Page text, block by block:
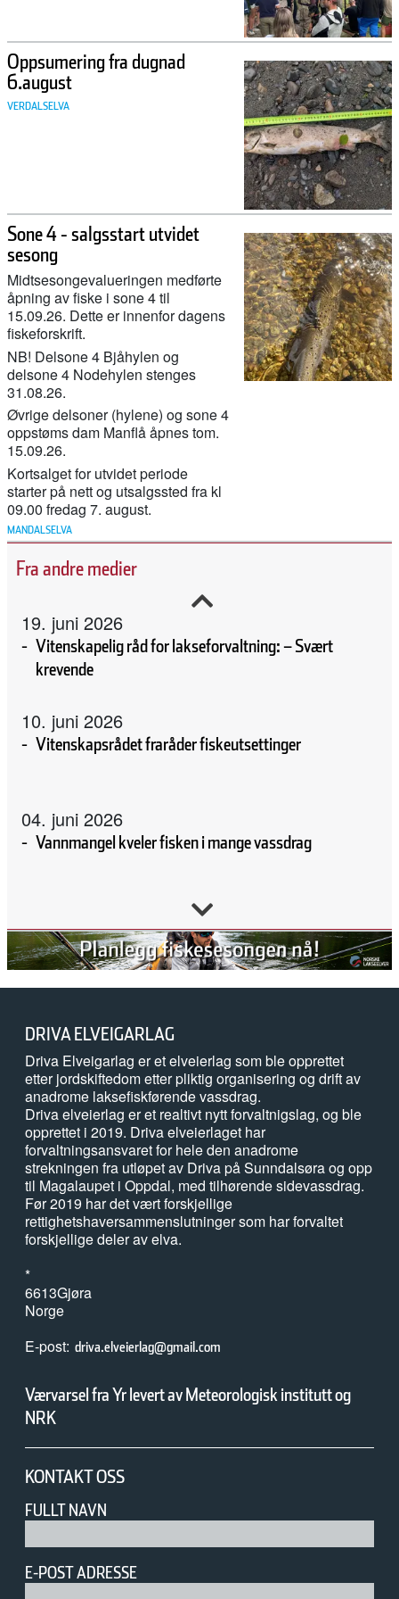
Oppsumering fra dugnad
6.august
VERDALSELVA
Sone 4 - salgsstart utvidet
sesong
Midtsesongevalueringen medførte
åpning av fiske i sone 4 til
15.09.26. Dette er innenfor dagens
fiskeforskrift.
NB! Delsone 4 Bjåhylen og
delsone 4 Nodehylen stenges
31.08.26.
Øvrige delsoner (hylene) og sone 4
oppstøms dam Manflå åpnes tom.
15.09.26.
Kortsalget for utvidet periode
starter på nett og utsalgssted fra kl
09.00 fredag 7. august.
MANDALSELVA
Fra andre medier
27. februar 2026
Her ser du hvor mye laks og sjøørret det er i elvene våre
11. februar 2026
Nu starter genskabelsen af Gudenåen ved
Vestbirksøerne
11. februar 2026
Canada stengde 47 lakseoppdrett – då kom villaksen
tilbake
19. juni 2026
Vitenskapelig råd for lakseforvaltning: – Svært
krevende
10. juni 2026
Vitenskapsrådet fraråder fiskeutsettinger
04. juni 2026
Vannmangel kveler fisken i mange vassdrag
Forskning, kunnskap, handling
Tanaelva: Nesten all laks dør før de kommer ut av elva
20. mai 2026
Naturvernforbundet i Stjørdal og Meråker arrangerer
naturgledetur på Hellstranda
07. mai 2026
Årets overvåking av lakselus er i gang
07. mai 2026
06. mai 2026
Norwegian fish farms polluting fjords with waste
likened to ‘raw sewage of millions of people’
04. mai 2026
fjor
DRIVA ELVEIGARLAG
Driva Elveigarlag er et elveierlag som ble opprettet
etter jordskiftedom etter pliktig organisering og drift av
anadrome laksefiskførende vassdrag.
Driva elveierlag er et realtivt nytt forvaltnigslag, og ble
opprettet i 2019. Driva elveierlaget har
forvaltningsansvaret for hele den anadrome
strekningen fra utløpet av Driva på Sunndalsøra og opp
til Magalaupet i Oppdal, med tilhørende sidevassdrag.
Før 2019 har det vært forskjellige
rettighetshaversammenslutninger som har forvaltet
forskjellige deler av elva.
*
6613Gjøra
Norge
E-post driva.elveierlag@gmail.com
Værvarsel fra Yr levert av Meteorologisk institutt og
NRK
KONTAKT OSS
FULLT NAVN
E-POST ADRESSE